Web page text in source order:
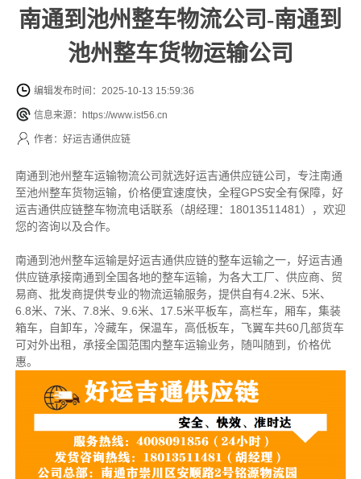
南通到池州整车物流公司-南通到
池州整车货物运输公司
编辑发布时间：2025-10-13 15:59:36
信息来源：https://www.ist56.cn
作者：好运吉通供应链
南通到池州整车运输物流公司就选好运吉通供应链公司，专注南通
至池州整车货物运输，价格便宜速度快，全程GPS安全有保障，好
运吉通供应链整车物流电话联系（胡经理：18013511481），欢迎
您的咨询以及合作。
南通到池州整车运输是好运吉通供应链的整车运输之一，好运吉通
供应链承接南通到全国各地的整车运输，为各大工厂、供应商、贸
易商、批发商提供专业的物流运输服务，提供自有4.2米、5米、
6.8米、7米、7.8米、9.6米、17.5米平板车，高栏车，厢车，集装
箱车，自卸车，冷藏车，保温车，高低板车，飞翼车共60几部货车
可对外出租，承接全国范围内整车运输业务，随叫随到，价格优
惠。